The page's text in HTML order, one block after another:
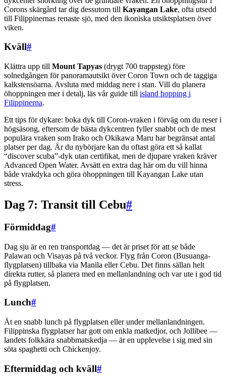
Corons skärgård tar dig dessutom till Kayangan Lake, ofta utsedd
till Filippinernas renaste sjö, med den ikoniska utsiktsplatsen över
viken.
Kväll#
Klättra upp till Mount Tapyas (drygt 700 trappsteg) före
solnedgången för panoramautsikt över Coron Town och de taggiga
kalkstensöarna. Avsluta med middag nere i stan. Vill du planera
öhoppningen mer i detalj, läs vår guide till island hopping i
Filippinerna.
Ett tips för dykare: boka dyk till Coron-vraken i förväg om du reser i
högsäsong, eftersom de bästa dykcentren fyller snabbt och de mest
populära vraken som Irako och Okikawa Maru har begränsat antal
platser per dag. Är du nybörjare kan du oftast göra ett så kallat
“discover scuba”-dyk utan certifikat, men de djupare vraken kräver
Advanced Open Water. Avsätt en extra dag här om du vill hinna
både vrakdyka och göra öhoppningen till Kayangan Lake utan
stress.
Dag 7: Transit till Cebu#
Förmiddag#
Dag sju är en ren transportdag — det är priset för att se både
Palawan och Visayas på två veckor. Flyg från Coron (Busuanga-
flygplatsen) tillbaka via Manila eller Cebu. Det finns sällan helt
direkta rutter, så planera med en mellanlandning och var ute i god tid
på flygplatsen.
Lunch#
Ät en snabb lunch på flygplatsen eller under mellanlandningen.
Filippinska flygplatser har gott om enkla matkedjor, och Jollibee —
landets folkkära snabbmatskedja — är en upplevelse i sig med sin
söta spaghetti och Chickenjoy.
Eftermiddag och kväll#